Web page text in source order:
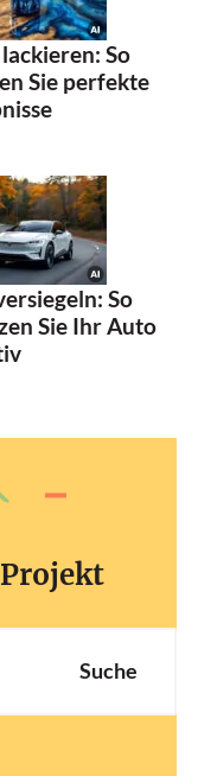
So
Sie perfekte
So
Sie Ihr Auto
Suche